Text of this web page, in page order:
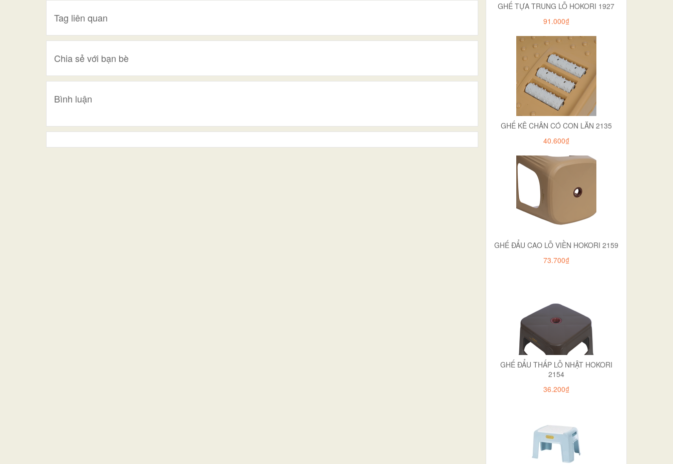
Tag liên quan
Chia sẻ với bạn bè
Bình luận
GHẾ TỰA TRUNG LỖ HOKORI 1927
91.000₫
GHẾ KÊ CHÂN CÓ CON LĂN 2135
40.600₫
GHẾ ĐẨU CAO LỖ VIỀN HOKORI 2159
73.700₫
GHẾ ĐẨU THẤP LỖ NHẬT HOKORI
2154
36.200₫